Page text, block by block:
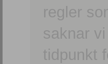
regler
saknar
tidpunkt